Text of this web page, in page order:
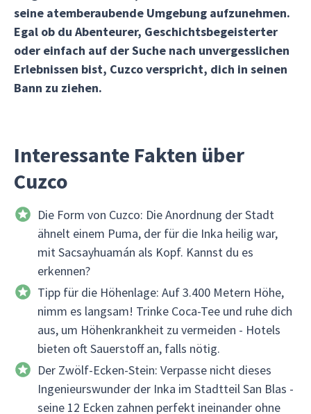
seine atemberaubende Umgebung aufzunehmen.
Egal ob du Abenteurer, Geschichtsbegeisterter
oder einfach auf der Suche nach unvergesslichen
Erlebnissen bist, Cuzco verspricht, dich in seinen
Bann zu ziehen.
Interessante Fakten über
Cuzco
Die Form von Cuzco: Die Anordnung der Stadt
ähnelt einem Puma, der für die Inka heilig war,
mit Sacsayhuamán als Kopf. Kannst du es
erkennen?
Tipp für die Höhenlage: Auf 3.400 Metern Höhe,
nimm es langsam! Trinke Coca-Tee und ruhe dich
aus, um Höhenkrankheit zu vermeiden - Hotels
bieten oft Sauerstoff an, falls nötig.
Der Zwölf-Ecken-Stein: Verpasse nicht dieses
Ingenieurswunder der Inka im Stadtteil San Blas -
seine 12 Ecken zahnen perfekt ineinander ohne